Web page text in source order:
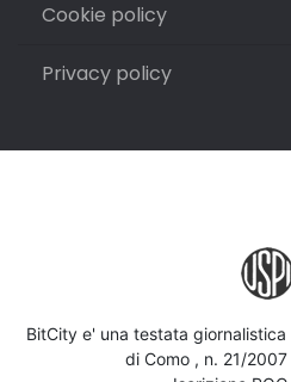
Cookie policy
Privacy policy
BitCity e' una testata
di Como , n. 21/